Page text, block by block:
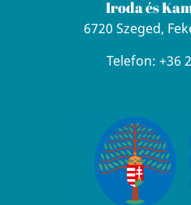
Iroda és
6720 Szeged,
Telefon: +36